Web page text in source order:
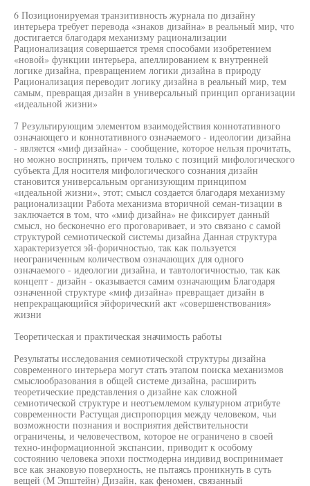
6 Позиционируемая транзитивность журнала по дизайну
интерьера требует перевода «знаков дизайна» в реальный мир, что
достигается благодаря механизму рационализации
Рационализация совершается тремя способами изобретением
«новой» функции интерьера, апеллированием к внутренней
логике дизайна, превращением логики дизайна в природу
Рационализация переводит логику дизайна в реальный мир, тем
самым, превращая дизайн в универсальный принцип организации
«идеальной жизни»
7 Результирующим элементом взаимодействия коннотативного
означающего и коннотативного означаемого - идеологии дизайна
- является «миф дизайна» - сообщение, которое нельзя прочитать,
но можно воспринять, причем только с позиций мифологического
субъекта Для носителя мифологического сознания дизайн
становится универсальным организующим принципом
«идеальной жизни», этот; смысл создается благодаря механизму
рационализации Работа механизма вторичной семан-тизации в
заключается в том, что «миф дизайна» не фиксирует данный
смысл, но бесконечно его проговаривает, и это связано с самой
структурой семиотической системы дизайна Данная структура
характеризуется эй-форичностью, так как пользуется
неограниченным количеством означающих для одного
означаемого - идеологии дизайна, и тавтологичностью, так как
концепт - дизайн - оказывается самим означающим Благодаря
означенной структуре «миф дизайна» превращает дизайн в
непрекращающийся эйфорический акт «совершенствования»
жизни
Теоретическая и практическая значимость работы
Результаты исследования семиотической структуры дизайна
современного интерьера могут стать этапом поиска механизмов
смыслообразования в общей системе дизайна, расширить
теоретические представления о дизайне как сложной
семиотической структуре и неотъемлемом культурном атрибуте
современности Растущая диспропорция между человеком, чьи
возможности познания и восприятия действительности
ограничены, и человечеством, которое не ограничено в своей
техно-информационной экспансии, приводит к особому
состоянию человека эпохи постмодерна индивид воспринимает
все как знаковую поверхность, не пытаясь проникнуть в суть
вещей (М Эпштейн) Дизайн, как феномен, связанный